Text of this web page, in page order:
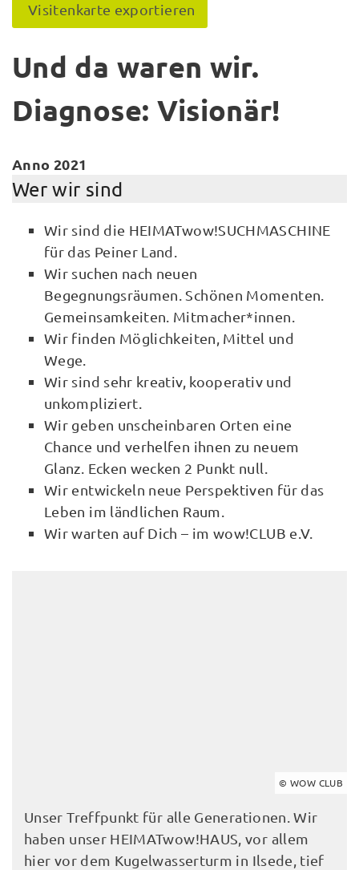
Visitenkarte exportieren
Und da waren wir.
Diagnose: Visionär!
Anno 2021
Wer wir sind
Wir sind die HEIMATwow!SUCHMASCHINE
für das Peiner Land.
Wir suchen nach neuen
Begegnungsräumen. Schönen Momenten.
Gemeinsamkeiten. Mitmacher*innen.
Wir finden Möglichkeiten, Mittel und
Wege.
Wir sind sehr kreativ, kooperativ und
unkompliziert.
Wir geben unscheinbaren Orten eine
Chance und verhelfen ihnen zu neuem
Glanz. Ecken wecken 2 Punkt null.
Wir entwickeln neue Perspektiven für das
Leben im ländlichen Raum.
Wir warten auf Dich – im wow!CLUB e.V.
© WOW CLUB
Unser Treffpunkt für alle Generationen. Wir
haben unser HEIMATwow!HAUS, vor allem
hier vor dem Kugelwasserturm in Ilsede, tief